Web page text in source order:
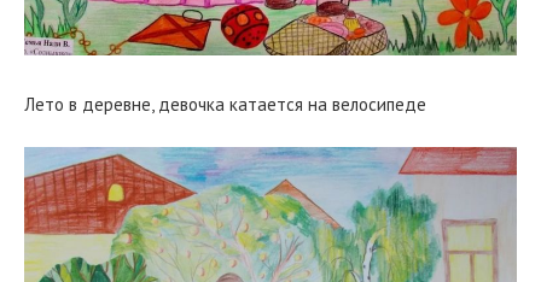
Лето в деревне, девочка катается на велосипеде